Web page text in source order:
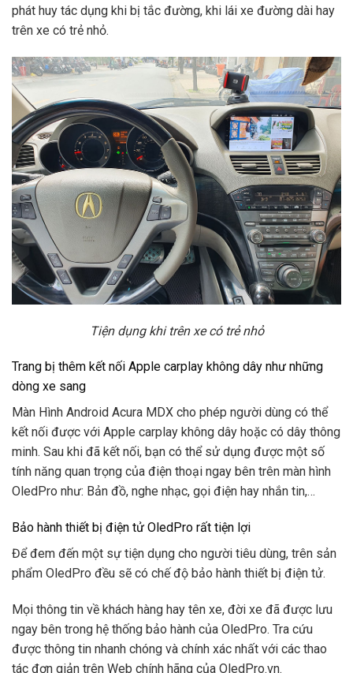
phát huy tác dụng khi bị tắc đường, khi lái xe đường dài hay
trên xe có trẻ nhỏ.
Tiện dụng khi trên xe có trẻ nhỏ
Trang bị thêm kết nối Apple carplay không dây như những
dòng xe sang
Màn Hình Android Acura MDX cho phép người dùng có thể
kết nối được với Apple carplay không dây hoặc có dây thông
minh. Sau khi đã kết nối, bạn có thể sử dụng được một số
tính năng quan trọng của điện thoại ngay bên trên màn hình
OledPro như: Bản đồ, nghe nhạc, gọi điện hay nhắn tin,…
Bảo hành thiết bị điện tử OledPro rất tiện lợi
Để đem đến một sự tiện dụng cho người tiêu dùng, trên sản
phẩm OledPro đều sẽ có chế độ bảo hành thiết bị điện tử.
Mọi thông tin về khách hàng hay tên xe, đời xe đã được lưu
ngay bên trong hệ thống bảo hành của OledPro. Tra cứu
được thông tin nhanh chóng và chính xác nhất với các thao
tác đơn giản trên Web chính hãng của OledPro.vn.